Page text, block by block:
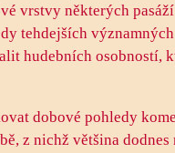
vrstvy některých
tehdejších
hudebních osobností,
dobové pohledy
z nichž většina